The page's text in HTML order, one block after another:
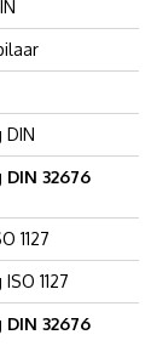
DIN
32676
1127
1127
32676